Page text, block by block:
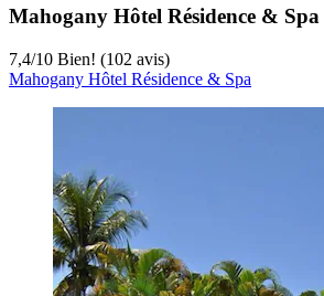
Mahogany Hôtel Résidence & Spa
7,4/10 Bien! (102 avis)
Mahogany Hôtel Résidence & Spa